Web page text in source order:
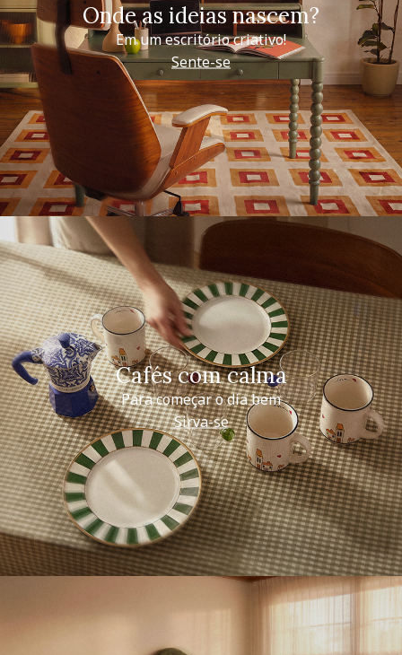
Onde as ideias nascem?
Em um escritório criativo!
Sente-se
Cafés com calma
Para começar o dia bem
Sirva-se